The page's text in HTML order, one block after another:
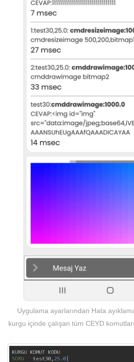
Uygulama ayarlarından Hata
kurgu içinde çalışan tüm CEYD